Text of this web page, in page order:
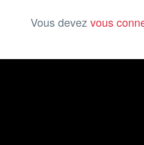
Vous devez vous